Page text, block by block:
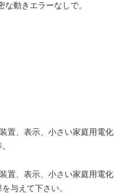
動きエラーなしで。
、表示、小さい家庭用電
置、表示、小さい家庭用電
与えて下さい。